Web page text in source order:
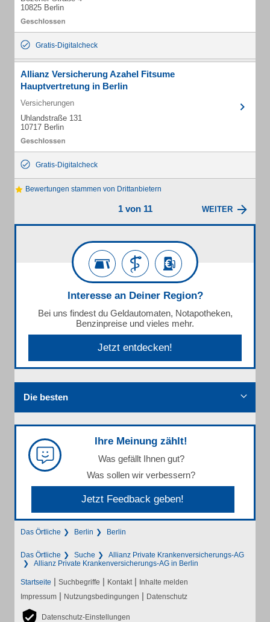
10825 Berlin
Gratis-Digitalcheck
Allianz Versicherung Azahel Fitsume
Hauptvertretung in Berlin
Versicherungen
Uhlandstraße 131
10717 Berlin
Gratis-Digitalcheck
Bewertungen stammen von Drittanbietern
1 von 11 WEITER
Interesse an Deiner Region?
Bei uns findest du Geldautomaten, Notapotheken,
Benzinpreise und vieles mehr.
Jetzt entdecken!
Die besten
Ihre Meinung zählt!
Was gefällt Ihnen gut?
Was sollen wir verbessern?
Jetzt Feedback geben!
Das Örtliche Berlin Berlin
Das Örtliche Suche
Allianz Private Krankenversicherungs-AG
Allianz Private Krankenversicherungs-AG in Berlin
Startseite | Suchbegriffe | Kontakt | Inhalte melden
Impressum | Nutzungsbedingungen | Datenschutz
Datenschutz-Einstellungen